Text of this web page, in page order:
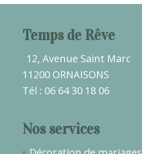
Temps de Rêve
12, Avenue Saint Marc
11200 ORNAISONS
Tél : 06 64 30 18 06
Nos services